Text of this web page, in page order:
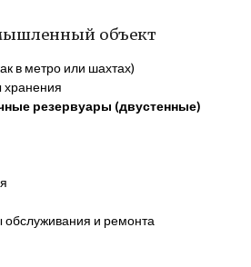
объект
в метро или шахтах)
хранения
резервуары (двустенные)
и ремонта